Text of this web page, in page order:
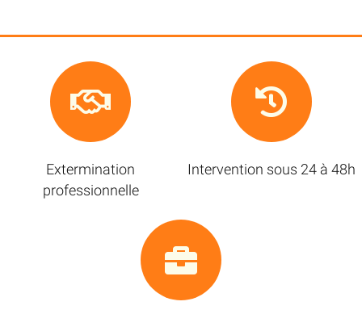
Extermination
professionnelle
Intervention sous 24 à 48h